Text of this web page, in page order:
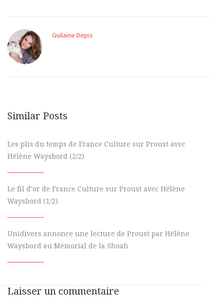
Guilaine Depis
Similar Posts
Les plis du temps de France Culture sur Proust avec
Hélène Waysbord (2/2)
Le fil d’or de France Culture sur Proust avec Hélène
Waysbord (1/2)
Unidivers annonce une lecture de Proust par Hélène
Waysbord au Mémorial de la Shoah
Laisser un commentaire